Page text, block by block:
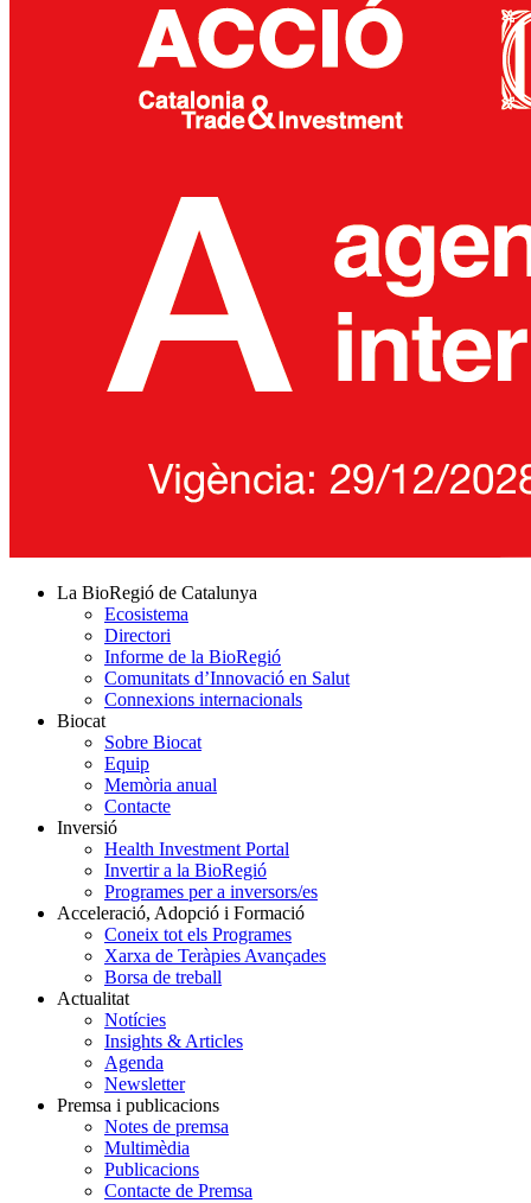
La BioRegió de Catalunya
Ecosistema
Directori
Informe de la BioRegió
Comunitats d’Innovació en Salut
Connexions internacionals
Biocat
Sobre Biocat
Equip
Memòria anual
Contacte
Inversió
Health Investment Portal
Invertir a la BioRegió
Programes per a inversors/es
Acceleració, Adopció i Formació
Coneix tot els Programes
Xarxa de Teràpies Avançades
Borsa de treball
Actualitat
Notícies
Insights & Articles
Agenda
Newsletter
Premsa i publicacions
Notes de premsa
Multimèdia
Publicacions
Contacte de Premsa